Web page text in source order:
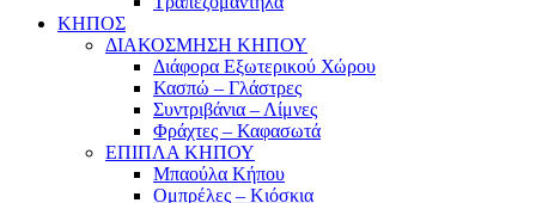
ΚΗΠΟΣ
ΔΙΑΚΟΣΜΗΣΗ ΚΗΠΟΥ
Διάφορα Εξωτερικού Χώρου
Κασπώ – Γλάστρες
Συντριβάνια – Λίμνες
Φράχτες – Καφασωτά
ΕΠΙΠΛΑ ΚΗΠΟΥ
Μπαούλα Κήπου
Ομπρέλες – Κιόσκια